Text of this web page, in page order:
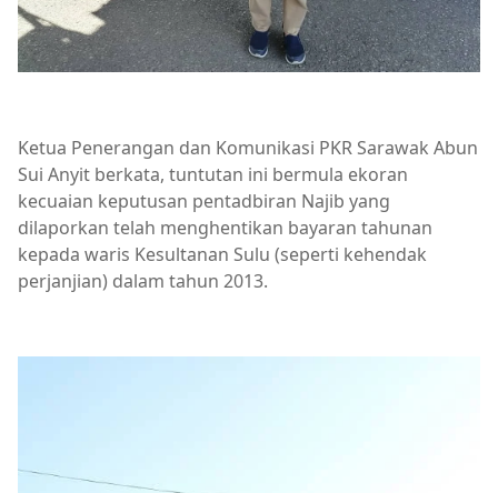
Ketua Penerangan dan Komunikasi PKR Sarawak Abun
Sui Anyit berkata, tuntutan ini bermula ekoran
kecuaian keputusan pentadbiran Najib yang
dilaporkan telah menghentikan bayaran tahunan
kepada waris Kesultanan Sulu (seperti kehendak
perjanjian) dalam tahun 2013.